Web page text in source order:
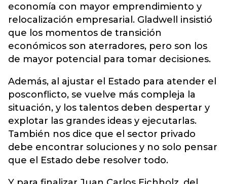
economía con mayor emprendimiento y
relocalización empresarial. Gladwell insistió
que los momentos de transición
económicos son aterradores, pero son los
de mayor potencial para tomar decisiones.
Además, al ajustar el Estado para atender el
posconflicto, se vuelve más compleja la
situación, y los talentos deben despertar y
explotar las grandes ideas y ejecutarlas.
También nos dice que el sector privado
debe encontrar soluciones y no solo pensar
que el Estado debe resolver todo.